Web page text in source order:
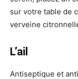
sur votre table de
verveine
L’ail
Antiseptique et